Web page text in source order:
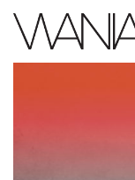
Skip
content